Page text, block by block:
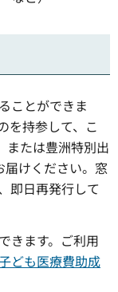
ことができま
を持参して、こ
または豊洲特別出
けください。窓
即日再発行して
きます。ご利用
ども医療費助成